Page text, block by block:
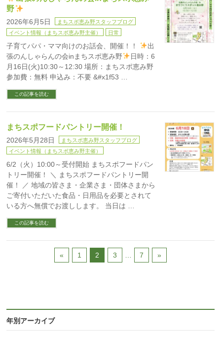
野
2026年6月5日
まちスポ恵み野スタッフブログ
イベント情報（まちスポ恵み野主催）
日常
子育てパパ・ママ向けのお話会、開催！！
出
張のんしゃらんの会inまちスポ恵み野
日時：6
月16日(火)10:30～12:30 場所：まちスポ恵み野
参加費：無料 申込み：不要 &#x1f53 …
この記事を読む
まちスポフードパントリー開催！
2026年5月28日
まちスポ恵み野スタッフブログ
イベント情報（まちスポ恵み野主催）
6/2（火）10:00～受付開始 まちスポフードパン
トリー開催！ ＼ まちスポフードパントリー開
催！ ／ 地域の皆さま・企業さま・団体さまから
ご寄付いただいた食品・日用品を必要とされて
いる方へ無償でお渡しします。 当日は …
この記事を読む
« 1 2 3 7 »
年別アーカイブ